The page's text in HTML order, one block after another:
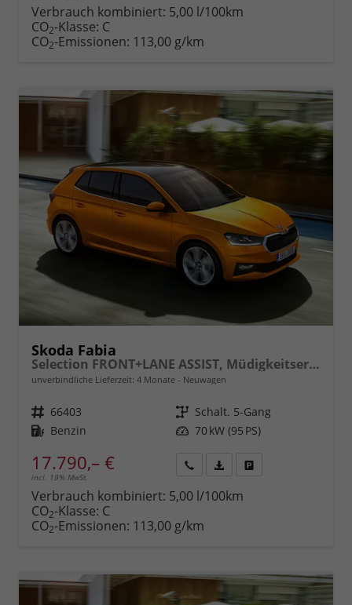
anfordern
Datei,
Verbrauch kombiniert: 5,00 l/100km
CO2-Klasse: C
CO2-Emissionen: 113,00 g/km
Skoda Fabia
Selection FRONT+LANE ASSIST, Müdigkeitserkennung, Klima, Lichtsensor, Tempomat m. Speedlimiter, Berganfahrassistent, Bluetooth, eCall, Care Connect, uvm.
unverbindliche Lieferzeit: 4 Monate Neuwagen
Fahrzeugnr. 66403 Getriebe Schalt. 5-Gang
Kraftstoff Benzin Leistung 70 kW (95 PS)
17.790,– €
incl. 19% MwSt.
anfordern
Datei,
Verbrauch kombiniert: 5,00 l/100km
CO2-Klasse: C
CO2-Emissionen: 113,00 g/km